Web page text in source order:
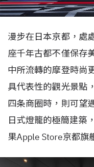
漫步在日本京都，處
座千年古都不僅保存
中所流轉的摩登時尚
具代表性的觀光景點
四条商圈時，則可望
日式燈籠的極簡建築
果Apple Store京都旗